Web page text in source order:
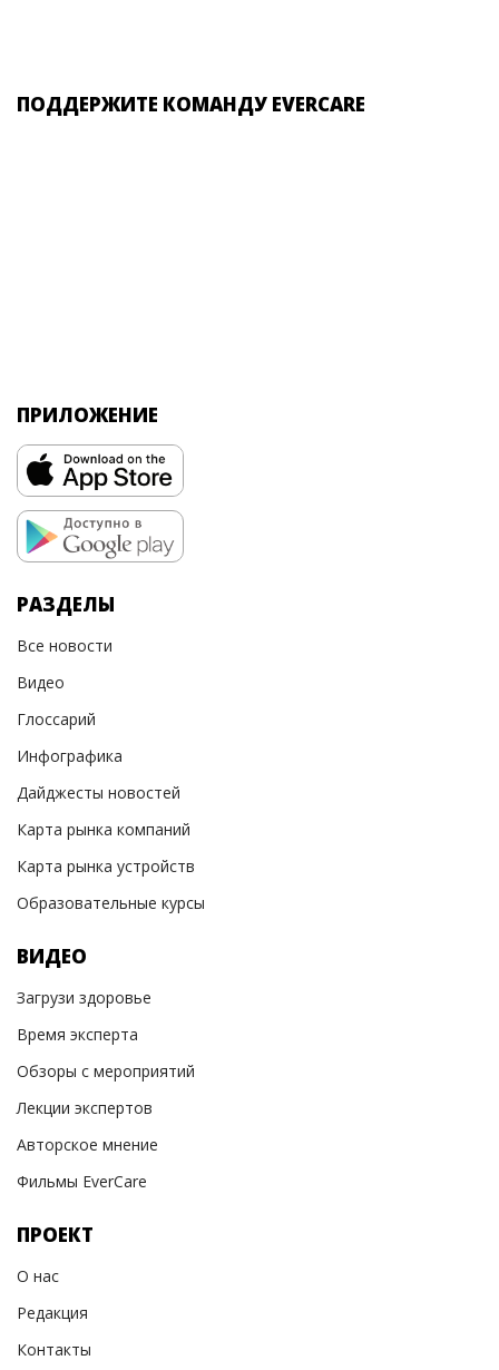
ПОДДЕРЖИТЕ КОМАНДУ EVERCARE
ПРИЛОЖЕНИЕ
РАЗДЕЛЫ
Все новости
Видео
Глоссарий
Инфографика
Дайджесты новостей
Карта рынка компаний
Карта рынка устройств
Образовательные курсы
ВИДЕО
Загрузи здоровье
Время эксперта
Обзоры с мероприятий
Лекции экспертов
Авторское мнение
Фильмы EverCare
ПРОЕКТ
О нас
Редакция
Контакты